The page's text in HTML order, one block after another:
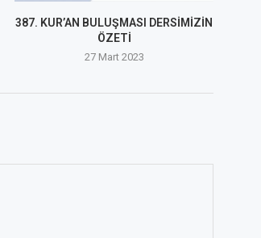
387. KUR’AN BULUŞMASI DERSİMİZİN
ÖZETİ
27 Mart 2023